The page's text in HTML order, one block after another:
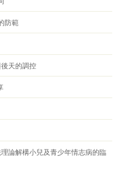
防範
天的調控
論解構小兒及青少年情志病的臨